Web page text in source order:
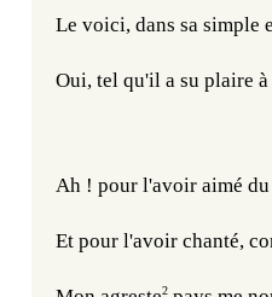
Le voici, dans sa simple
Oui, tel qu'il a su plaire
Ah ! pour l'avoir aimé
Et pour l'avoir chanté,
2